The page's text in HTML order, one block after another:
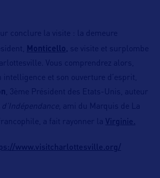
conclure la visite : la demeure
Monticello , se visite et surplombe
Vous comprendrez alors,
intelligence et son ouverture d’esprit,
, 3ème Président des Etats-Unis, auteur
ami du Marquis de La
a fait rayonner la Virginie.
www.visitcharlottesville.org/